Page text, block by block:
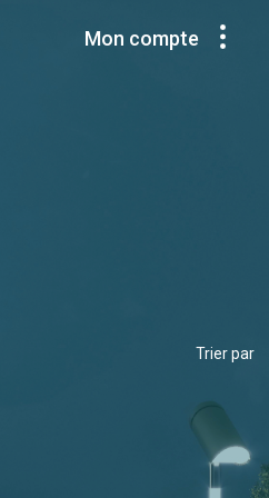
Mon compte
Trier par